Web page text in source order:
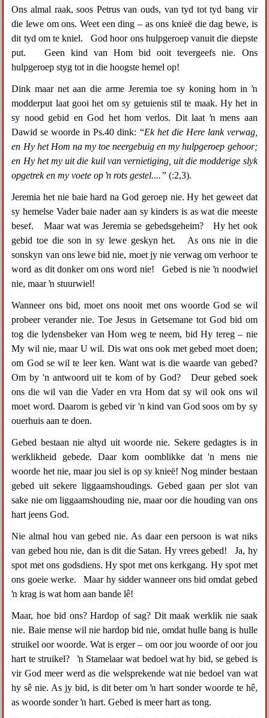
Ons almal raak, soos Petrus van ouds, van tyd tot tyd bang vir
die lewe om ons. Weet een ding – as ons knieë die dag bewe, is
dit tyd om te kniel. God hoor ons hulpgeroep vanuit die diepste
put. Geen kind van Hom bid ooit tevergeefs nie. Ons
hulpgeroep styg tot in die hoogste hemel op!
Dink maar net aan die arme Jeremia toe sy koning hom in ŉ
modderput laat gooi het om sy getuienis stil te maak. Hy het in
sy nood gebid en God het hom verlos. Dit laat ŉ mens aan
Dawid se woorde in Ps.40 dink: “Ek het die Here lank verwag,
en Hy het Hom na my toe neergebuig en my hulpgeroep gehoor;
en Hy het my uit die kuil van vernietiging, uit die modderige slyk
opgetrek en my voete op ŉ rots gestel....” (:2,3).
Jeremia het nie baie hard na God geroep nie. Hy het geweet dat
sy hemelse Vader baie nader aan sy kinders is as wat die meeste
besef. Maar wat was Jeremia se gebedsgeheim? Hy het ook
gebid toe die son in sy lewe geskyn het. As ons nie in die
sonskyn van ons lewe bid nie, moet jy nie verwag om verhoor te
word as dit donker om ons word nie! Gebed is nie ŉ noodwiel
nie, maar ŉ stuurwiel!
Wanneer ons bid, moet ons nooit met ons woorde God se wil
probeer verander nie. Toe Jesus in Getsemane tot God bid om
tog die lydensbeker van Hom weg te neem, bid Hy tereg – nie
My wil nie, maar U wil. Dis wat ons ook met gebed moet doen;
om God se wil te leer ken. Want wat is die waarde van gebed?
Om by 'n antwoord uit te kom of by God? Deur gebed soek
ons die wil van die Vader en vra Hom dat sy wil ook ons wil
moet word. Daarom is gebed vir 'n kind van God soos om by sy
ouerhuis aan te doen.
Gebed bestaan nie altyd uit woorde nie. Sekere gedagtes is in
werklikheid gebede. Daar kom oomblikke dat 'n mens nie
woorde het nie, maar jou siel is op sy knieë! Nog minder bestaan
gebed uit sekere liggaamshoudings. Gebed gaan per slot van
sake nie om liggaamshouding nie, maar oor die houding van ons
hart jeens God.
Nie almal hou van gebed nie. As daar een persoon is wat niks
van gebed hou nie, dan is dit die Satan. Hy vrees gebed! Ja, hy
spot met ons godsdiens. Hy spot met ons kerkgang. Hy spot met
ons goeie werke. Maar hy sidder wanneer ons bid omdat gebed
ŉ krag is wat hom aan bande lê!
Maar, hoe bid ons? Hardop of sag? Dit maak werklik nie saak
nie. Baie mense wil nie hardop bid nie, omdat hulle bang is hulle
struikel oor woorde. Wat is erger – om oor jou woorde of oor jou
hart te struikel? ŉ Stamelaar wat bedoel wat hy bid, se gebed is
vir God meer werd as die welsprekende wat nie bedoel van wat
hy sê nie. As jy bid, is dit beter om ŉ hart sonder woorde te hê,
as woorde sonder ŉ hart. Gebed is meer hart as tong.